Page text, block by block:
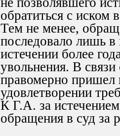
обратиться с иском
Тем не менее,
последовало лишь в
истечении более
увольнения. В связи
правомерно пришел
удовлетворении
К Г.А. за
обращения в суд за